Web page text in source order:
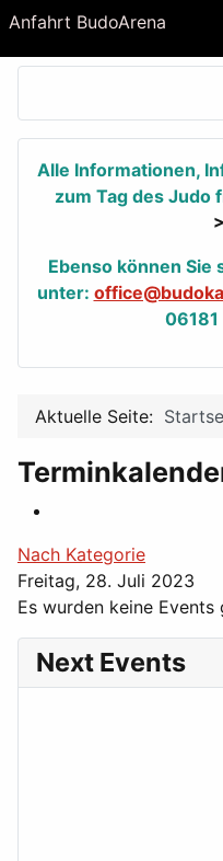
Anfahrt BudoArena
Alle Informationen,
zum Tag des Judo
>
Ebenso können Sie
unter:
Aktuelle Seite:
Nach Kategorie
Freitag, 28. Juli 2023
Es wurden keine Events
Next Events